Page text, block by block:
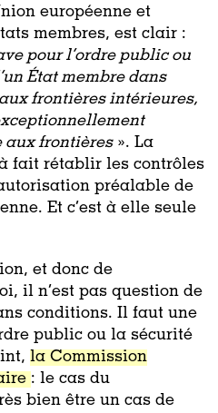
européenne et
membres, est clair :
pour l’ordre public ou
État membre dans
frontières intérieures,
aux frontières». La
fait rétablir les contrôles
préalable de
Et c’est à elle seule
et donc de
il n’est pas question de
conditions. Il faut une
public ou la sécurité
la Commission
: le cas du
bien être un cas de